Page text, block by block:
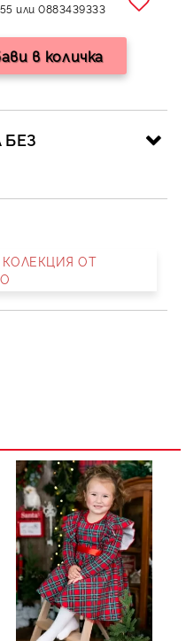
или 0883439333
на работния ден.
КОЛЕКЦИЯ ОТ